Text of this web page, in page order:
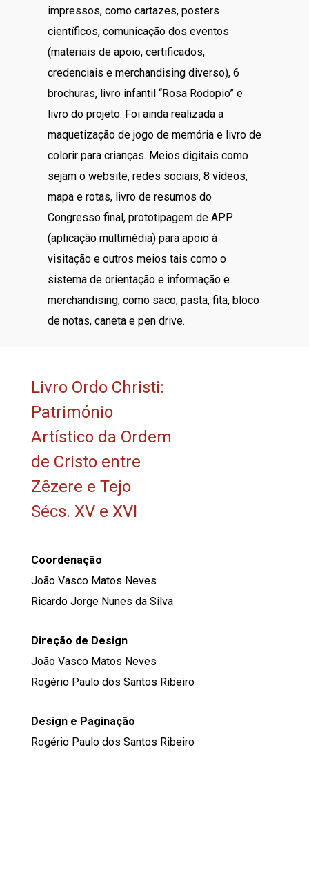
impressos, como cartazes, posters
científicos, comunicação dos eventos
(materiais de apoio, certificados,
credenciais e merchandising diverso), 6
brochuras, livro infantil “Rosa Rodopio” e
livro do projeto. Foi ainda realizada a
maquetização de jogo de memória e livro de
colorir para crianças. Meios digitais como
sejam o website, redes sociais, 8 vídeos,
mapa e rotas, livro de resumos do
Congresso final, prototipagem de APP
(aplicação multimédia) para apoio à
visitação e outros meios tais como o
sistema de orientação e informação e
merchandising, como saco, pasta, fita, bloco
de notas, caneta e pen drive.
Livro Ordo Christi:
Património
Artístico da Ordem
de Cristo entre
Zêzere e Tejo
Sécs. XV e XVI
Coordenação
João Vasco Matos Neves
Ricardo Jorge Nunes da Silva
Direção de Design
João Vasco Matos Neves
Rogério Paulo dos Santos Ribeiro
Design e Paginação
Rogério Paulo dos Santos Ribeiro